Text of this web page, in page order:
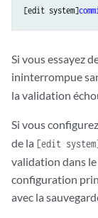
[edit system]
Si vous essayez
ininterrompue
la validation
Si vous
de la [edit
validation dans
configuration
avec la